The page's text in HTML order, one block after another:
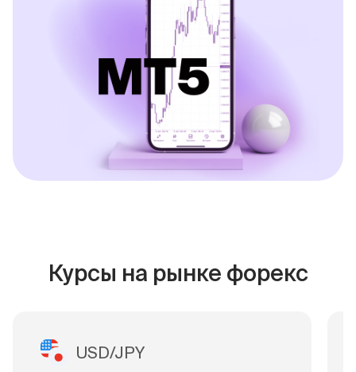
Курсы на рынке форекс
USD/JPY